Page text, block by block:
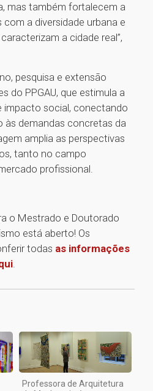
mas também fortalecem a
a diversidade urbana e
a cidade real”,
pesquisa e extensão
do PPGAU, que estimula a
impacto social, conectando
às demandas concretas da
amplia as perspectivas
tanto no campo
profissional.
o Mestrado e Doutorado
está aberto! Os
todas as informações
.1
Professora de Arquitetura